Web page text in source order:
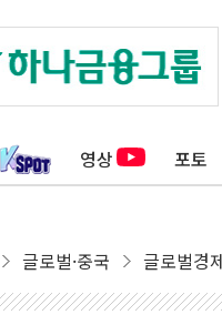
영상 포토
글로벌·중국 글로벌경